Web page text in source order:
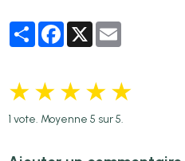
PartagerFacebook
X
★★★★★
1 vote. Moyenne 5 sur 5.